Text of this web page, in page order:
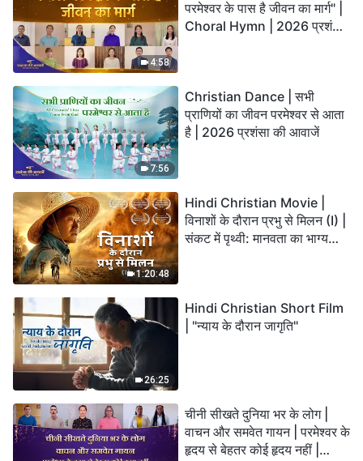
4:58
परमेश्वर के पास है जीवन का मार्ग" |
Choral Hymn | 2026 प्रशंसा
7:56
Christian Dance | सभी
प्राणियों का जीवन परमेश्वर से आता
है | 2026 प्रशंसा की आवाजें
1:20:48
Hindi Christian Movie |
विनाशों के दौरान प्रभु से मिलन (I) |
संकट में पृथ्वी: मानवता का भाग्य
26:25
Hindi Christian Short Film
| "न्याय के दौरान जागृति"
चीनी सीखते दुनिया भर के लोग |
वाचन और समवेत गायन | परमेश्वर के
हृदय से बेहतर कोई हृदय नहीं |